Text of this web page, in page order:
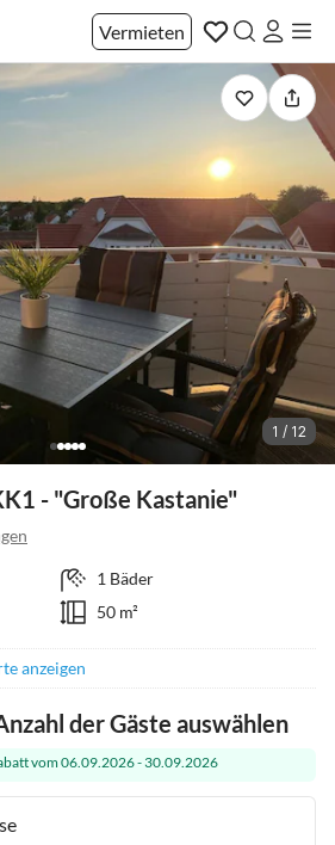
Vermieten
1 / 12
- "Große Kastanie"
1 Bäder
50 m²
anzeigen
der Gäste auswählen
vom 06.09.2026 - 30.09.2026